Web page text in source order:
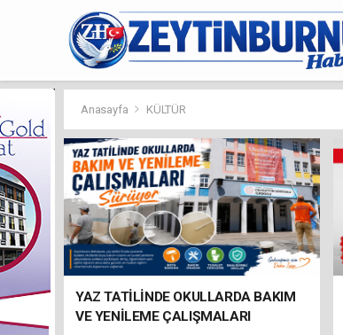
Anasayfa KÜLTÜR
YAZ TATİLİNDE OKULLARDA BAKIM
VE YENİLEME ÇALIŞMALARI